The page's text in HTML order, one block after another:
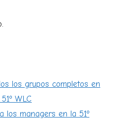
los grupos completos en
WLC
los managers en la 51º